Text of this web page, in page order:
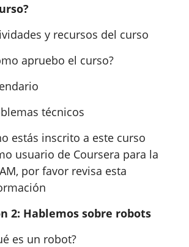
y recursos del curso
apruebo el curso?
técnicos
estás inscrito a este curso
usuario de Coursera para la
por favor revisa esta
2: Hablemos sobre robots
es un robot?